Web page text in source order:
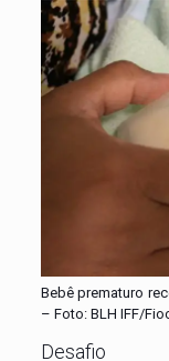
Bebê prematuro
– Foto: BLH IFF/
Desafio